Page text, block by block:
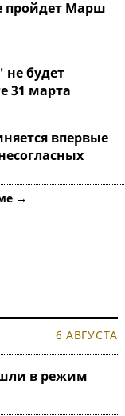
пройдет Марш
будет
31 марта
впервые
→
6 АВГУСТА
в режим